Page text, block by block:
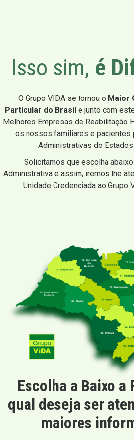
Isso sim, é
O Grupo VIDA se tornou o Maior
Particular do Brasil e junto com
Melhores Empresas de Reabilitação
os nossos familiares e pacientes
Administrativas do Estados
Solicitamos que escolha abaixo
Administrativa e assim, iremos lhe
Unidade Credenciada ao Grupo
Escolha a Baixo a
qual deseja ser
maiores